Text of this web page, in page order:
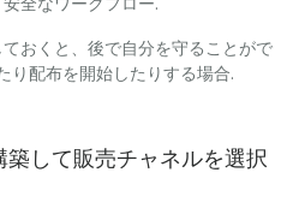
おくと、後で自分を守ることがで
り配布を開始したりする場合.
して販売チャネルを選択